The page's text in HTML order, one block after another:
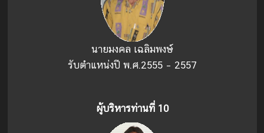
นายมงคล เฉลิมพงษ์
รับตำแหน่งปี พ.ศ.2555 – 2557
ผู้บริหารท่านที่ 10